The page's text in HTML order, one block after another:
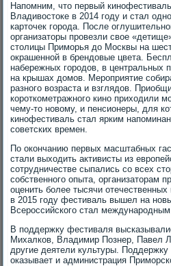
Напомним, что первый
Владивостоке в 2014 году и стал
карточек города. После
организаторы провезли свое
столицы Приморья до Москвы на
окрашенной в брендовые цвета.
набережных городов, в центральных
на крышах домов. Мероприятие
разного возраста и взглядов.
короткометражного кино приходили
чему-то новому, и пенсионеры, для
кинофестиваль стал ярким
советских времен.
По окончанию первых масштабных
стали выходить активисты из
сотрудничестве сыпались со всех
собственного опыта, организаторам
оценить более тысячи
в 2015 году фестиваль вышел на
Всероссийского стал
В поддержку фестиваля
Михалков, Владимир Познер, Павел
другие деятели культуры. Поддержку
оказывает и администрация